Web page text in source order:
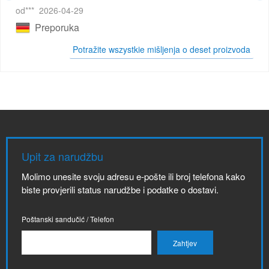
od*** 2026-04-29
Preporuka
Potražite wszystkie mišljenja o deset proizvoda
Upit za narudžbu
Molimo unesite svoju adresu e-pošte ili broj telefona kako
biste provjerili status narudžbe i podatke o dostavi.
Poštanski sandučić / Telefon